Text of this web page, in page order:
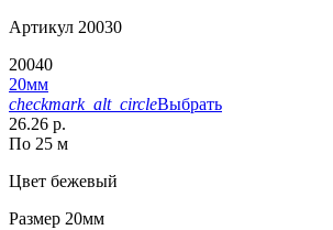
Артикул 20030
20040
20мм
checkmark_alt_circleВыбрать
26.26 р.
По 25 м
Цвет бежевый
Размер 20мм